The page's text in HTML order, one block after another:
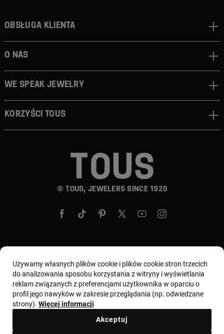
© TOUS, JEWELERS SINCE 1920
Obsługa klienta
O nas
We speak jewelry
Korzyści TOUS
Wybierz kraj i walutę:Polska / Euro
Regulamin Warunki użytkowania i Polityka prywatności
Używamy własnych plików cookie i plików cookie stron trzecich
do analizowania sposobu korzystania z witryny i wyświetlania
reklam związanych z preferencjami użytkownika w oparciu o
profil jego nawyków w zakresie przeglądania (np. odwiedzane
strony). Więcej informacji
Akceptuj